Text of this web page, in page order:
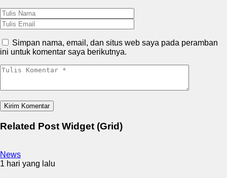
Simpan nama, email, dan situs web saya pada peramban
ini untuk komentar saya berikutnya.
Related Post Widget (Grid)
News
1 hari yang lalu